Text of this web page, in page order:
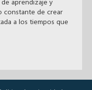
aprendizaje y
constante de crear
a los tiempos que